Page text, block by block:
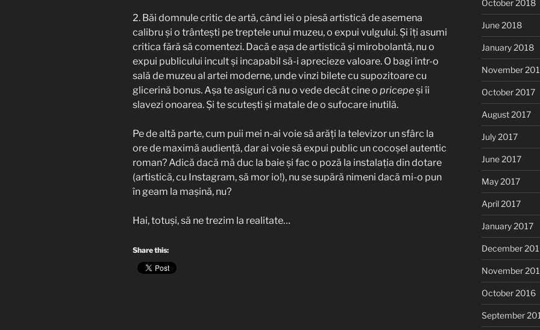
2. Băi domnule critic de artă, când iei o piesă artistică de asemena
calibru și o trântești pe treptele unui muzeu, o expui vulgului. Și îți asumi
critica fără să comentezi. Dacă e așa de artistică și mirobolantă, nu o
expui publicului incult și incapabil să-i aprecieze valoare. O bagi într-o
sală de muzeu al artei moderne, unde vinzi bilete cu supozitoare cu
glicerină bonus. Așa te asiguri că nu o vede decât cine o pricepeși îi
slavezi onoarea. Și te scutești și matale de o sufocare inutilă.
Pe de altă parte, cum puii mei n-ai voie să arăți la televizor un sfârc la
ore de maximă audiență, dar ai voie să expui public un cocoșel autentic
roman? Adică dacă mă duc la baie și fac o poză la instalația din dotare
(artistică, cu Instagram, să mor io!), nu se supără nimeni dacă mi-o pun
în geam la mașină, nu?
Hai, totuși, să ne trezim la realitate…
Share this:
October 2018
June 2018
January 2018
November
October 2017
August 2017
July 2017
June 2017
May 2017
April 2017
January 2017
December
November
October 2016
September